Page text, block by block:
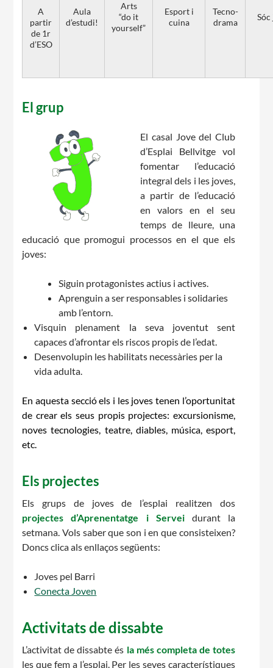
A
partir
de 1r
d’ESO
Aula
d’estudi!
Arts
“do it
yourself”
Esport i
cuina
Tecno-
drama
El grup
El casal Jove del Club
d’Esplai Bellvitge vol
fomentar l’educació
integral dels i les joves,
a partir de l’educació
en valors en el seu
temps de lleure, una
educació que promogui processos en el que els
joves:
Siguin protagonistes actius i actives.
Aprenguin a ser responsables i solidaries
amb l’entorn.
Visquin plenament la seva joventut sent
capaces d’afrontar els riscos propis de l’edat.
Desenvolupin les habilitats necessàries per la
vida adulta.
En aquesta secció els i les joves tenen l’oportunitat
de crear els seus propis projectes: excursionisme,
noves tecnologies, teatre, diables, música, esport,
etc.
Els projectes
Els grups de joves de l’esplai realitzen dos
projectes d’Aprenentatge i Serveidurant la
setmana. Vols saber que son i en que consisteixen?
Doncs clica als enllaços següents:
Joves pel Barri
Conecta Joven
Activitats de dissabte
L’activitat de dissabte és la més completa de totes
les que fem a l’esplai. Per les seves característiques
SUPORT TERCER SECTOR
CONEIX FUNDESPLAI
La Fundació
L'equip
Missió i valors
Els comptes clars
Memòria d'activitats
Proposta educativa
Notícies
Butlletins
Fundesplai als mitjans
Xarxes socials
COL·LABORA
Fes voluntariat
Treballa amb nosaltres